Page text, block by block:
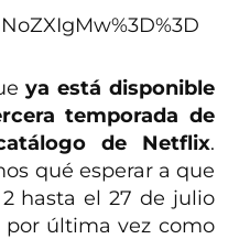
ya está disponible
temporada de
de Netflix.
qué esperar a que
hasta el 27 de julio
por última vez como